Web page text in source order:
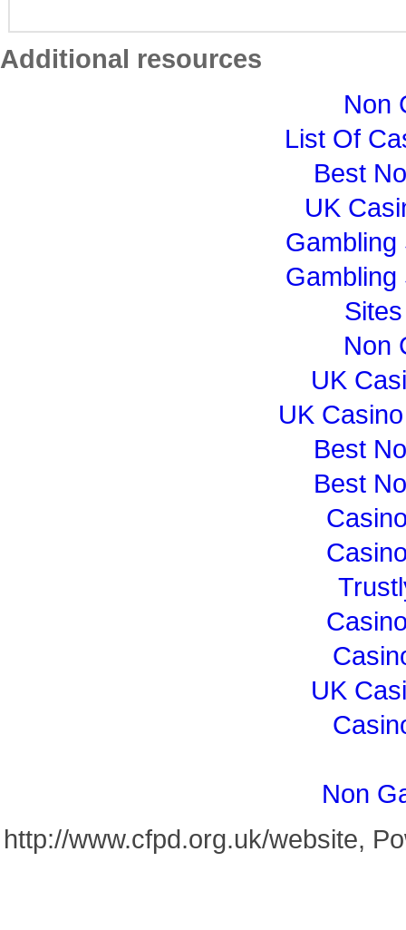
Additional resources
Non
List Of
Best
UK
Gambling
Gambling
Non
UK
UK
Best
Best
UK
Non
http://www.cfpd.org.uk/website,